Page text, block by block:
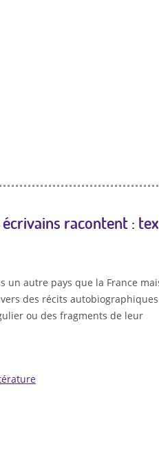
racontent :
un autre pays que la France
des récits autobiographiques
ou des fragments de leur